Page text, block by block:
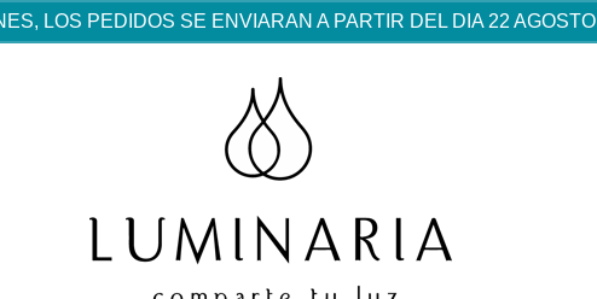
LOS PEDIDOS SE ENVIARAN A PARTIR DEL DIA 22 AGOSTO
avec une analyse de son